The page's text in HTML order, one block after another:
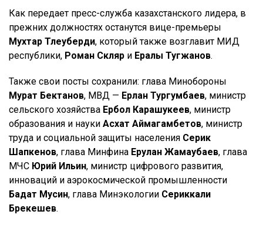
Как передает пресс-служба казахстанского лидера, в
прежних должностях останутся вице-премьеры
Мухтар Тлеуберди, который также возглавит МИД
республики, Роман Скляр и Ералы Тугжанов.
Также свои посты сохранили: глава Минобороны
Мурат Бектанов, МВД — Ерлан Тургумбаев, министр
сельского хозяйства Ербол Карашукеев, министр
образования и науки Асхат Аймагамбетов, министр
труда и социальной защиты населения Серик
Шапкенов, глава Минфина Ерулан Жамаубаев, глава
МЧС Юрий Ильин, министр цифрового развития,
инноваций и аэрокосмической промышленности
Бадат Мусин, глава Минэкологии Сериккали
Брекешев.